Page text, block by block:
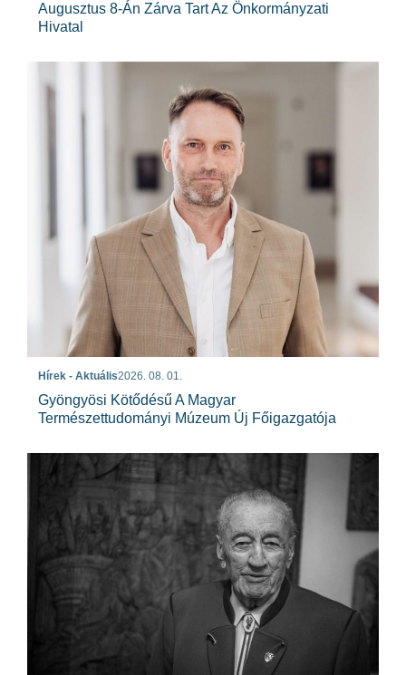
Augusztus 8-Án Zárva Tart Az Önkormányzati
Hivatal
Hírek - Aktuális2026. 08. 01.
Gyöngyösi Kötődésű A Magyar
Természettudományi Múzeum Új Főigazgatója